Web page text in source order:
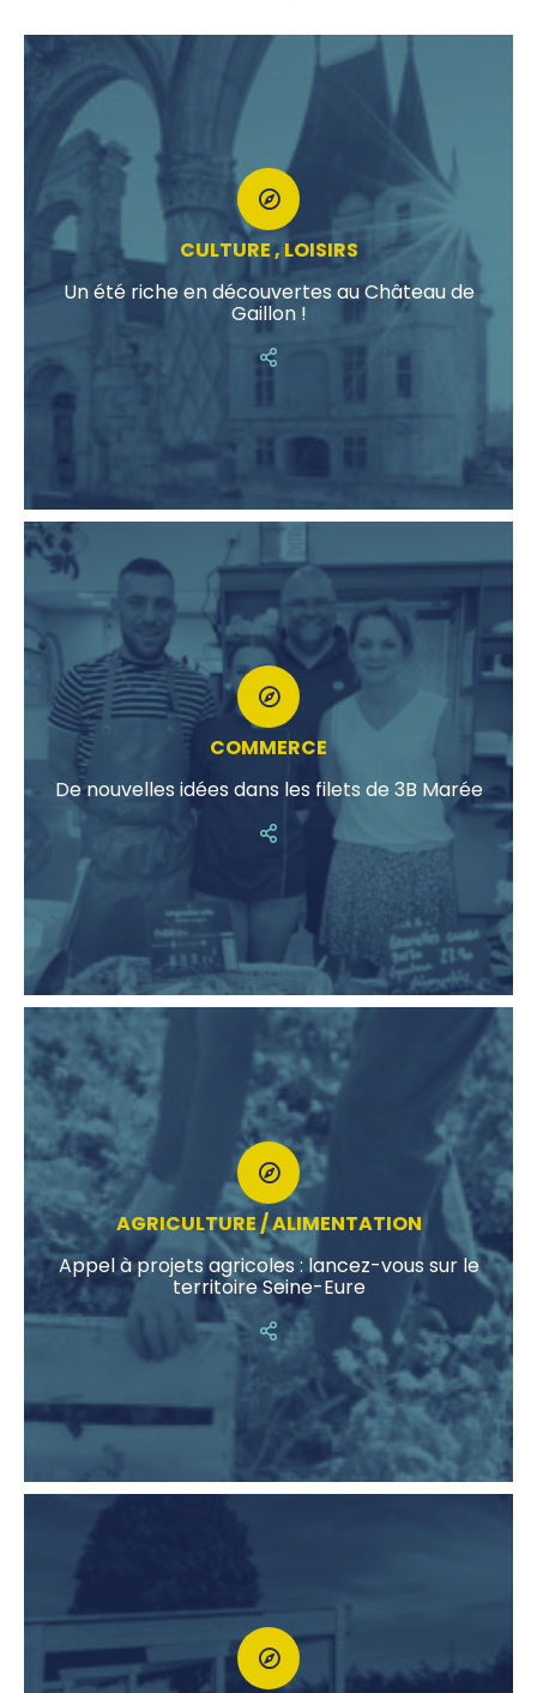
CULTURE , LOISIRS
Un été riche en découvertes au Château de
Gaillon !
COMMERCE
De nouvelles idées dans les filets de 3B Marée
AGRICULTURE / ALIMENTATION
Appel à projets agricoles : lancez-vous sur le
territoire Seine-Eure